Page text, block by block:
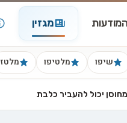
מגזין
שיפו מלטיפו מלטז
יכול להעביר כלבת